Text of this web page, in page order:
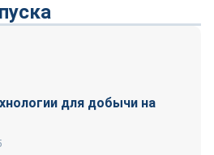
для добычи на